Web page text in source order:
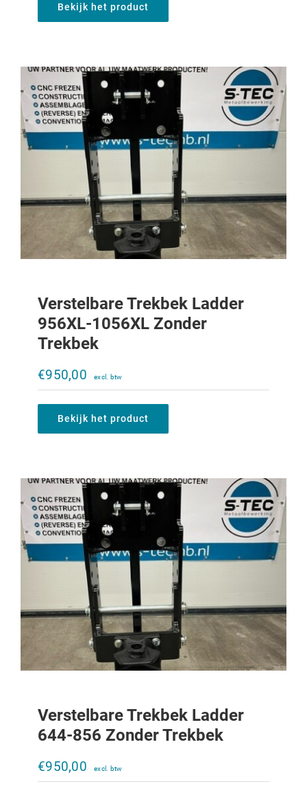
Bekijk het product
Verstelbare Trekbek Ladder
956XL-1056XL Zonder
Trekbek
€950,00
Bekijk het product
Verstelbare trekbek Ladder 644-856
€950,00
Verstelbare Trekbek Ladder
644-856 Zonder Trekbek
€950,00
Verstelbare trekbek Ladder 323-453
€500,00